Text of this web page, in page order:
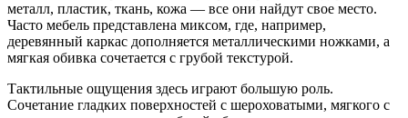
металл, пластик, ткань, кожа — все они найдут свое место.
Часто мебель представлена миксом, где, например,
деревянный каркас дополняется металлическими ножками, а
мягкая обивка сочетается с грубой текстурой.
Тактильные ощущения здесь играют большую роль.
Сочетание гладких поверхностей с шероховатыми, мягкого с